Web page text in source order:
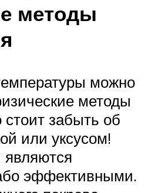
методы
можно
методы
забыть об
или уксусом!
эффективными.